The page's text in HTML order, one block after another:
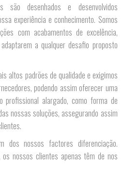
são desenhados e desenvolvidos
experiência e conhecimento. Somos
com acabamentos de excelência,
a qualquer desafio proposto
altos padrões de qualidade e exigimos
podendo assim oferecer uma
profissional alargado, como forma de
nossas soluções, assegurando assim
dos nossos factores diferenciação.
nossos clientes apenas têm de nos